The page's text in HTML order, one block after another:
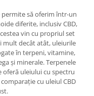
permite să oferim într-un
diferite, inclusiv CBD,
vin cu propriul set
mult decât atât, uleiurile
în terpeni, vitamine,
și minerale. Terpenele
oferă uleiului cu spectru
cu uleiul CBD